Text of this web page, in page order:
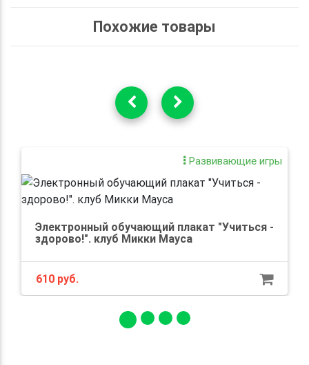
Похожие товары
Развивающие игры
Электронный обучающий плакат "Учиться -
здорово!". клуб Микки Мауса
610 руб.